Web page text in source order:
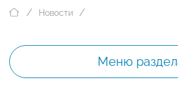
Новости
Меню